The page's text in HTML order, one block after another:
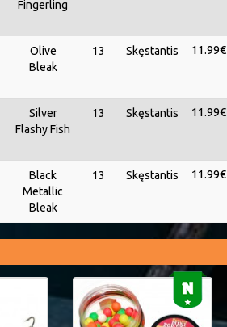
Fingerling
Olive
Bleak
13 Skęstantis 11.99€
Silver
Flashy Fish
13 Skęstantis 11.99€
Black
Metallic
Bleak
13 Skęstantis 11.99€